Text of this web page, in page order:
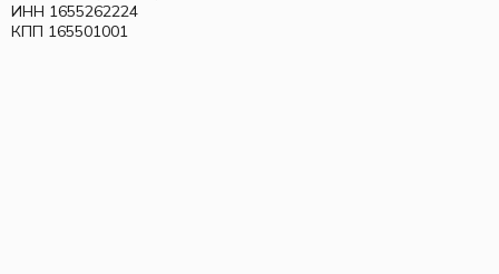
ИНН 1655262224
КПП 165501001